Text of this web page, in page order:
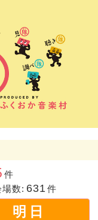
件
数: 631 件
明日